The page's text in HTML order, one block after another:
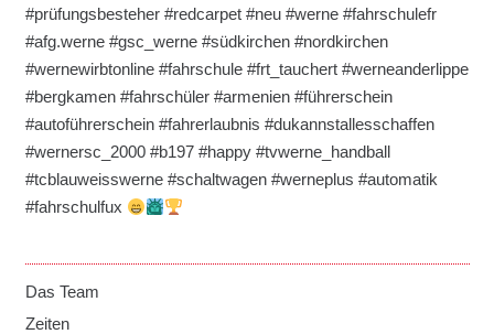
#prüfungsbesteher #redcarpet #neu #werne #fahrschulefr
#afg.werne #gsc_werne #südkirchen #nordkirchen
#wernewirbtonline #fahrschule #frt_tauchert #werneanderlippe
#bergkamen #fahrschüler #armenien #führerschein
#autoführerschein #fahrerlaubnis #dukannstallesschaffen
#wernersc_2000 #b197 #happy #tvwerne_handball
#tcblauweisswerne #schaltwagen #werneplus #automatik
#fahrschulfux
Das Team
Zeiten